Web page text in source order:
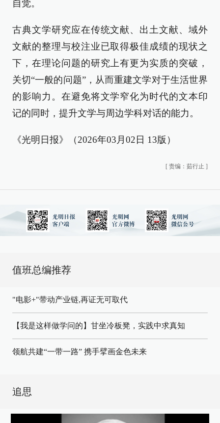
自觉。
古典文学研究应在传统文献、出土文献、域外
文献的整理与校注业已取得极佳成绩的现状之
下，在理论问题的研究上有更为实质的突破，
关切“一般的问题”，从而重建文学对于生活世界
的影响力。在避免将文学窄化为时代的文本印
记的同时，提升文学与周边学科对话的能力。
《光明日报》（2026年03月02日 13版）
[ 责编：茹行止 ]
值班总编推荐
"电影+"带动产业链,再证无可取代
【我是这样做学问的】甘坐冷板凳，实践中求真知
领航共建“一带一路” 携手擘画金色未来
追思